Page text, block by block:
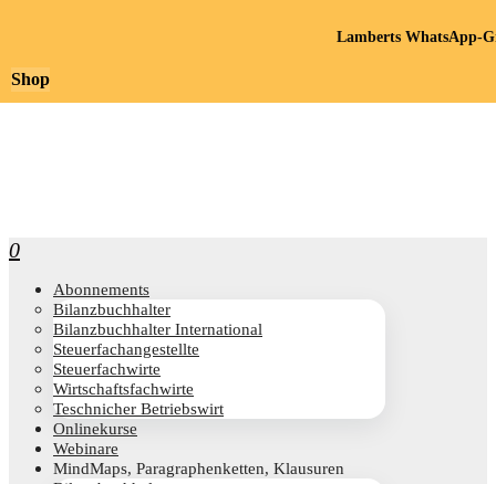
0
Abon­ne­ments
Bilanz­buch­hal­ter
Bilanz­buch­hal­ter International
Steu­er­fach­an­ge­stell­te
Steu­er­fach­wir­te
Wirt­schafts­fach­wir­te
Teschni­cher Betriebswirt
Online­kur­se
Web­i­na­re
Mind­Maps, Para­gra­phen­ket­ten, Klausuren
Shop
Lamberts WhatsApp-